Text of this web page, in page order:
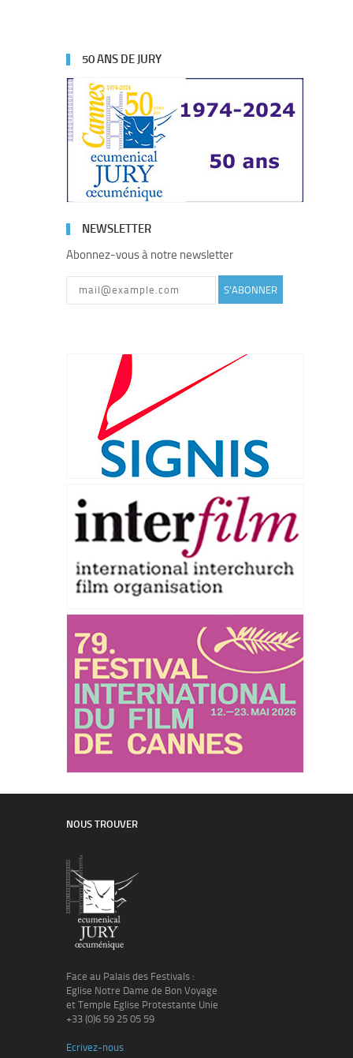
50 ANS DE JURY
NEWSLETTER
Abonnez-vous à notre newsletter
S'ABONNER
NOUS TROUVER
Face au Palais des Festivals :
Eglise Notre Dame de Bon Voyage
et Temple Eglise Protestante Unie
+33 (0)6 59 25 05 59
Ecrivez-nous